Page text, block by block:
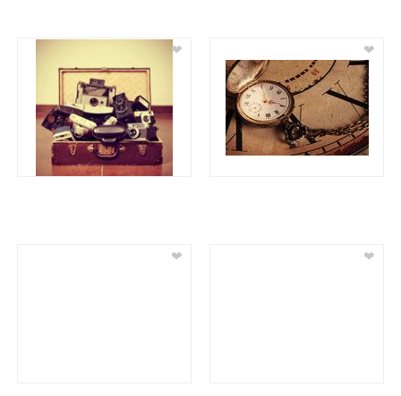
❤ ❤
❤ ❤